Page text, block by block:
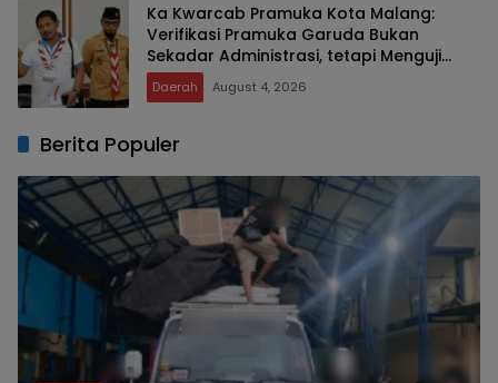
Ka Kwarcab Pramuka Kota Malang:
Verifikasi Pramuka Garuda Bukan
Sekadar Administrasi, tetapi Menguji
Integritas dan Keteladanan
Daerah August 4, 2026
Berita Populer